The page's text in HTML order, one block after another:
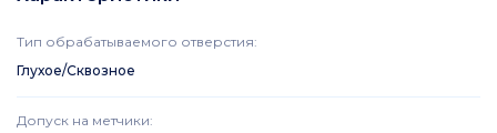
Тип обрабатываемого отверстия:
Глухое/Сквозное
Допуск на метчики: